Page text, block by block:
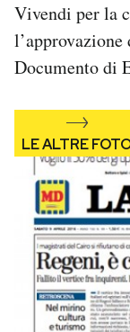
Vivendi per la
l’approvazione
Documento di